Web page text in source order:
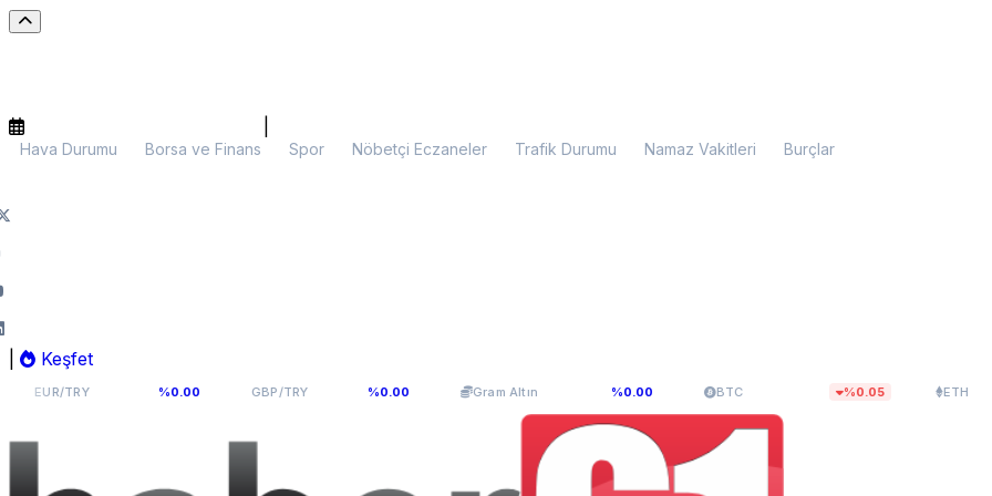
Hava Durumu Borsa ve Finans Spor Nöbetçi Eczaneler Trafik Durumu Namaz Vakitleri Burçlar
Keşfet
54,9398 %0.00 GBP/TRY 64,131 %0.00 Gram Altın6.099,28 BTC $64.840,00 ETH $1.912,91